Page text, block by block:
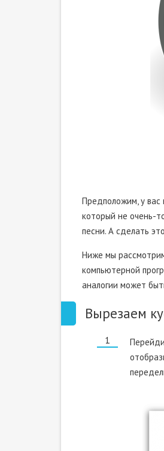
Предположим, у вас
который не очень-
песни. А сделать
Ниже мы
компьютерной
аналогии может
Вырезаем